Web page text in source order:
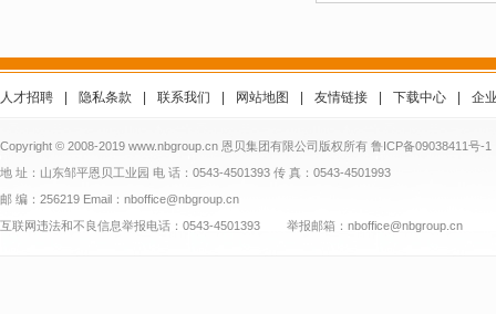
人才招聘 隐私条款 联系我们 网站地图 友情链接 下载中心 企
Copyright © 2008-2019 www.nbgroup.cn 恩贝集团有限公司版权所有 鲁ICP备09038411号-1
地 址：山东邹平恩贝工业园 电 话：0543-4501393 传 真：0543-4501993
邮 编：256219 Email：nboffice@nbgroup.cn
互联网违法和不良信息举报电话：0543-4501393 举报邮箱：nboffice@nbgroup.cn